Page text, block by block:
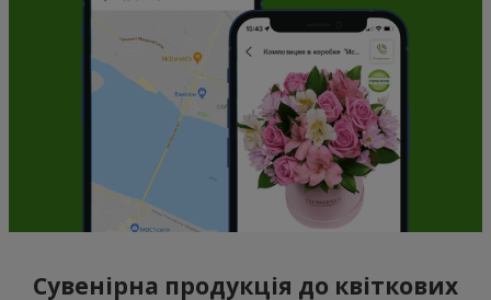
Сувенірна продукція до квіткових